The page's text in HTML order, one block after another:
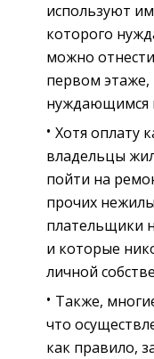
используют
которого
можно
первом этаже,
нуждающимся
Хотя оплату
владельцы
пойти на
прочих
плательщики
и которые
личной
Также,
что
как правило,